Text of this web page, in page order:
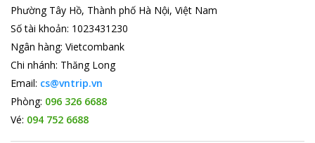
Phường Tây Hồ, Thành phố Hà Nội, Việt Nam
Số tài khoản: 1023431230
Ngân hàng: Vietcombank
Chi nhánh: Thăng Long
Email: cs@vntrip.vn
Phòng: 096 326 6688
Vé: 094 752 6688